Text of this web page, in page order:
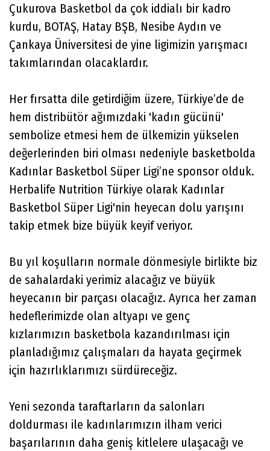
Çukurova Basketbol da çok iddialı bir kadro
kurdu, BOTAŞ, Hatay BŞB, Nesibe Aydın ve
Çankaya Üniversitesi de yine ligimizin yarışmacı
takımlarından olacaklardır.
Her fırsatta dile getirdiğim üzere, Türkiye’de de
hem distribütör ağımızdaki 'kadın gücünü'
sembolize etmesi hem de ülkemizin yükselen
değerlerinden biri olması nedeniyle basketbolda
Kadınlar Basketbol Süper Ligi’ne sponsor olduk.
Herbalife Nutrition Türkiye olarak Kadınlar
Basketbol Süper Ligi'nin heyecan dolu yarışını
takip etmek bize büyük keyif veriyor.
Bu yıl koşulların normale dönmesiyle birlikte biz
de sahalardaki yerimiz alacağız ve büyük
heyecanın bir parçası olacağız. Ayrıca her zaman
hedeflerimizde olan altyapı ve genç
kızlarımızın basketbola kazandırılması için
planladığımız çalışmaları da hayata geçirmek
için hazırlıklarımızı sürdüreceğiz.
Yeni sezonda taraftarların da salonları
doldurması ile kadınlarımızın ilham verici
başarılarının daha geniş kitlelere ulaşacağı ve